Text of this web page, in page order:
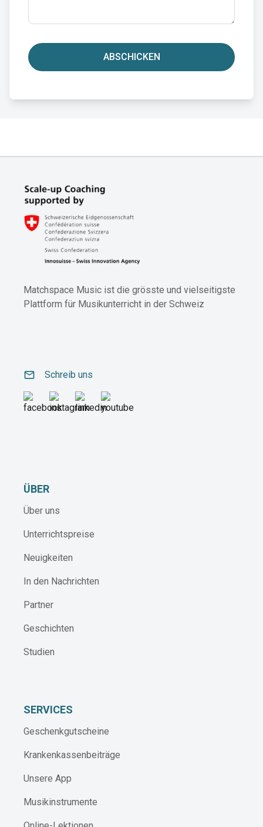
ABSCHICKEN
Matchspace Music ist die grösste und vielseitigste
Plattform für Musikunterricht in der Schweiz
email Schreib uns
ÜBER
Über uns
Unterrichtspreise
Neuigkeiten
In den Nachrichten
Partner
Geschichten
Studien
SERVICES
Geschenkgutscheine
Krankenkassenbeiträge
Unsere App
Musikinstrumente